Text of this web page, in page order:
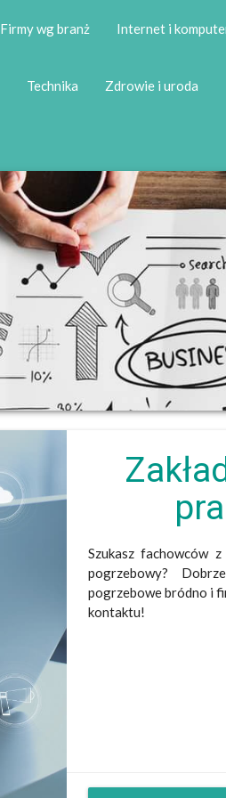
Firmy wg branż Internet i
Technika Zdrowie i uroda
Szukasz fachowców
pogrzebowy?
pogrzebowe bródno i
kontaktu!